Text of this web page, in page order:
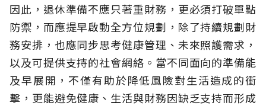
因此，退休準備不應只著重財務，更必須打破單點
防禦，而應提早啟動全方位規劃，除了持續規劃財
務安排，也應同步思考健康管理、未來照護需求，
以及可提供支持的社會網絡。當不同面向的準備能
及早展開，不僅有助於降低風險對生活造成的衝
擊，更能避免健康、生活與財務因缺乏支持而形成